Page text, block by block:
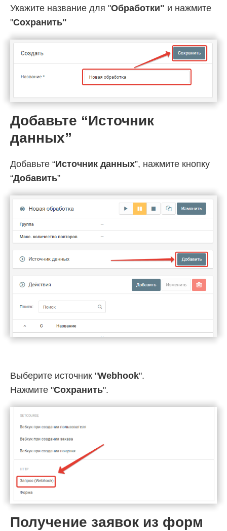
Укажите название для "Обработки" и нажмите
"Cохранить"
Добавьте “Источник
данных”
Добавьте “Источник данных”, нажмите кнопку
“Добавить”
Выберите источник "Webhook".
Нажмите "Сохранить".
Получение заявок из форм